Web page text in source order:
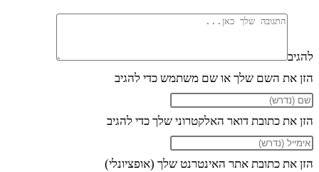
להגיב
הזן את השם שלך או שם משתמש כדי להגיב
הזן את כתובת דואר האלקטרוני שלך כדי להגיב
הזן את כתובת אתר האינטרנט שלך (אופציונלי)